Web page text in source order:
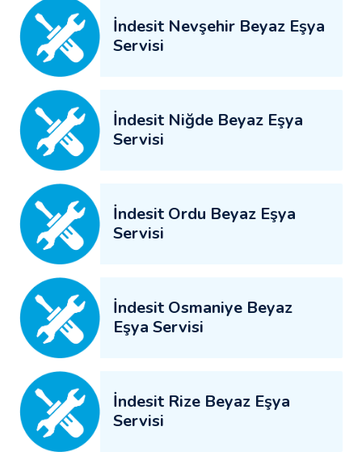
İndesit Nevşehir Beyaz Eşya
Servisi
İndesit Niğde Beyaz Eşya
Servisi
İndesit Ordu Beyaz Eşya
Servisi
İndesit Osmaniye Beyaz
Eşya Servisi
İndesit Rize Beyaz Eşya
Servisi